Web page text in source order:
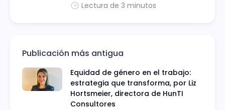
Lectura de 3 minutos
Publicación más antigua
Equidad de género en el trabajo:
estrategia que transforma, por Liz
Hortsmeier, directora de HunTI
Consultores